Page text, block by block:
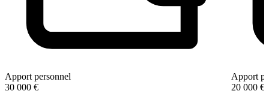
Apport personnel
30 000 €
Apport
20 000 €